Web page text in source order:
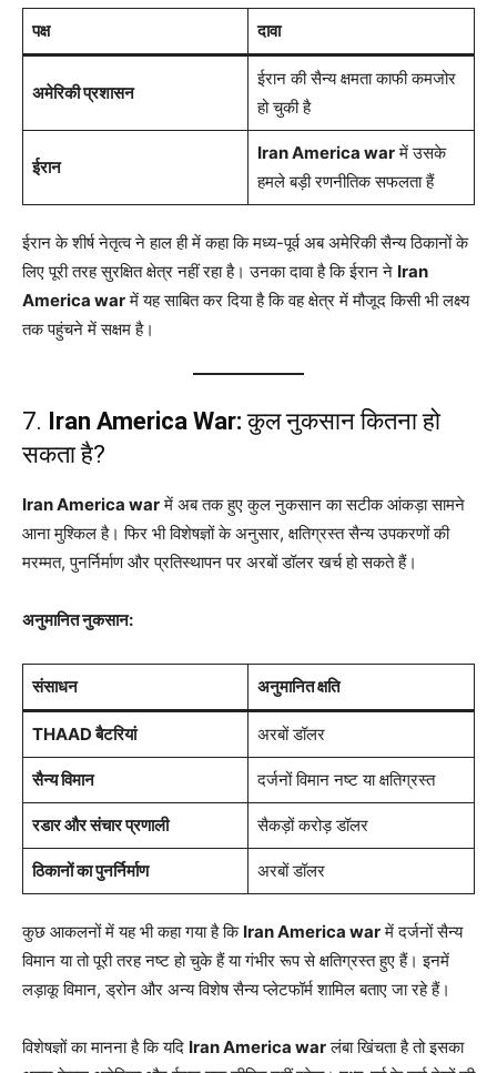
पक्ष दावा
अमेरिकी प्रशासन
ईरान की सैन्य क्षमता काफी कमजोर
हो चुकी है
ईरान
Iran America warमें उसके
हमले बड़ी रणनीतिक सफलता हैं
ईरान के शीर्ष नेतृत्व ने हाल ही में कहा कि मध्य-पूर्व अब अमेरिकी सैन्य ठिकानों के
लिए पूरी तरह सुरक्षित क्षेत्र नहीं रहा है। उनका दावा है कि ईरान ने Iran
America warमें यह साबित कर दिया है कि वह क्षेत्र में मौजूद किसी भी लक्ष्य
तक पहुंचने में सक्षम है।
7. Iran America War: कुल नुकसान कितना हो
सकता है?
Iran America warमें अब तक हुए कुल नुकसान का सटीक आंकड़ा सामने
आना मुश्किल है। फिर भी विशेषज्ञों के अनुसार, क्षतिग्रस्त सैन्य उपकरणों की
मरम्मत, पुनर्निर्माण और प्रतिस्थापन पर अरबों डॉलर खर्च हो सकते हैं।
अनुमानित नुकसान:
संसाधन अनुमानित क्षति
THAAD बैटरियां अरबों डॉलर
सैन्य विमान दर्जनों विमान नष्ट या क्षतिग्रस्त
रडार और संचार प्रणाली सैकड़ों करोड़ डॉलर
ठिकानों का पुनर्निर्माण अरबों डॉलर
कुछ आकलनों में यह भी कहा गया है कि Iran America warमें दर्जनों सैन्य
विमान या तो पूरी तरह नष्ट हो चुके हैं या गंभीर रूप से क्षतिग्रस्त हुए हैं। इनमें
लड़ाकू विमान, ड्रोन और अन्य विशेष सैन्य प्लेटफॉर्म शामिल बताए जा रहे हैं।
विशेषज्ञों का मानना है कि यदि Iran America warलंबा खिंचता है तो इसका